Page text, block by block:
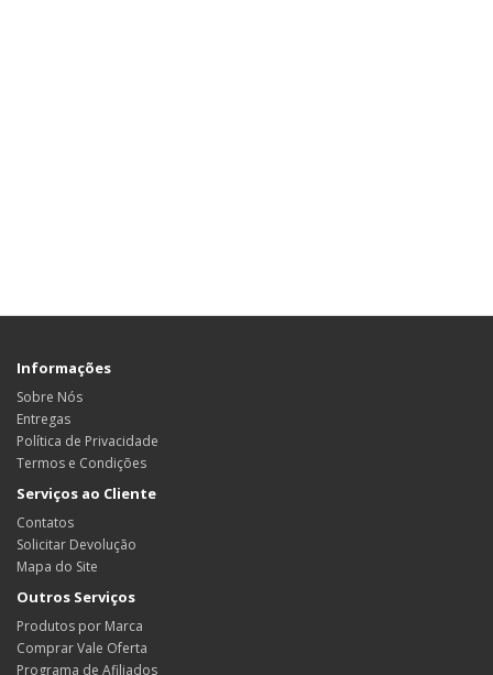
Informações
Sobre Nós
Entregas
Política de Privacidade
Termos e Condições
Serviços ao Cliente
Contatos
Solicitar Devolução
Mapa do Site
Outros Serviços
Produtos por Marca
Comprar Vale Oferta
Programa de Afiliados